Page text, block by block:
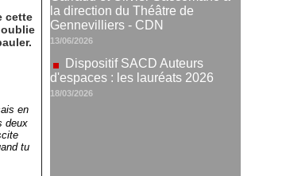
cette
en
deux
tu
Dispositif SACD Auteurs
d'espaces : les lauréats 2026
18/03/2026